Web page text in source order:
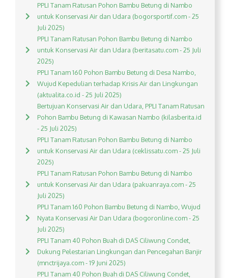
PPLI Tanam Ratusan Pohon Bambu Betung di Nambo
untuk Konservasi Air dan Udara (bogorsportif.com - 25
Juli 2025)
PPLI Tanam Ratusan Pohon Bambu Betung di Nambo
untuk Konservasi Air dan Udara (beritasatu.com - 25 Juli
2025)
PPLI Tanam 160 Pohon Bambu Betung di Desa Nambo,
Wujud Kepedulian terhadap Krisis Air dan Lingkungan
(aktualita.co.id - 25 Juli 2025)
Bertujuan Konservasi Air dan Udara, PPLI Tanam Ratusan
Pohon Bambu Betung di Kawasan Nambo (kilasberita.id
- 25 Juli 2025)
PPLI Tanam Ratusan Pohon Bambu Betung di Nambo
untuk Konservasi Air dan Udara (ceklissatu.com - 25 Juli
2025)
PPLI Tanam Ratusan Pohon Bambu Betung di Nambo
untuk Konservasi Air dan Udara (pakuanraya.com - 25
Juli 2025)
PPLI Tanam 160 Pohon Bambu Betung di Nambo, Wujud
Nyata Konservasi Air Dan Udara (bogoronline.com - 25
Juli 2025)
PPLI Tanam 40 Pohon Buah di DAS Ciliwung Condet,
Dukung Pelestarian Lingkungan dan Pencegahan Banjir
(mnctrijaya.com - 19 Juni 2025)
PPLI Tanam 40 Pohon Buah di DAS Ciliwung Condet,